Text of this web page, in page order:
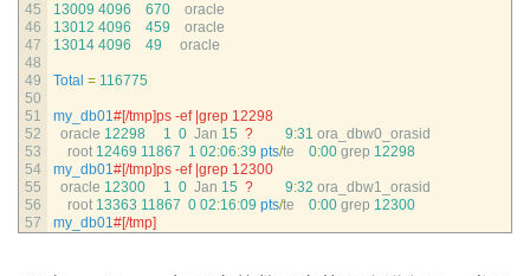
45
46
47
48
49
50
51
52
53
54
55
56
57
13009 4096 670
oracle
13012 4096 459
oracle
13014 4096 49 oracle
Total = 116775
my_db01#[/tmp]ps -ef |grep 12298
oracle 12298 1 0 Jan 15 ? 9:31 ora_dbw0_orasid
root 12469 11867 1 02:06:39 pts/te 0:00 grep 12298
my_db01#[/tmp]ps -ef |grep 12300
oracle 12300 1 0 Jan 15 ? 9:32 ora_dbw1_orasid
root 13363 11867 0 02:16:09 pts/te 0:00 grep 12300
my_db01#[/tmp]